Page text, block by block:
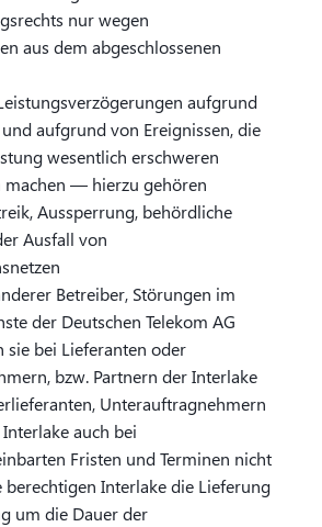
nur wegen
aus dem abgeschlossenen
aufgrund
aufgrund von Ereignissen, die
wesentlich erschweren
— hierzu gehören
Aussperrung, behördliche
Ausfall von
Betreiber, Störungen im
der Deutschen Telekom AG
sie bei Lieferanten oder
bzw. Partnern der Interlake
Unterauftragnehmern
auch bei
Fristen und Terminen nicht
berechtigen Interlake die Lieferung
um die Dauer der